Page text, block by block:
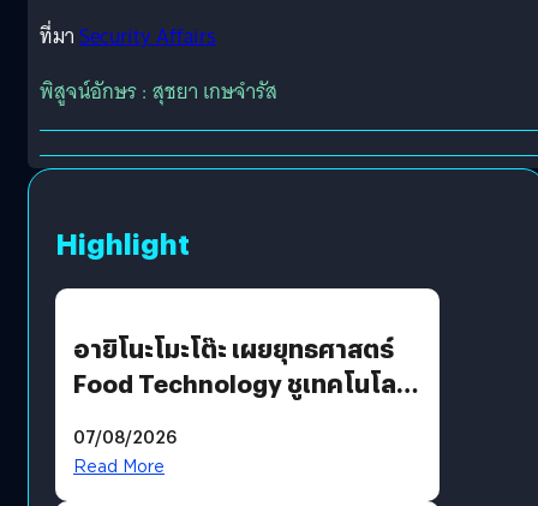
ที่มาSecurity Affairs
พิสูจน์อักษร : สุชยา เกษจำรัส
Highlight
อายิโนะโมะโต๊ะ เผยยุทธศาสตร์
Food Technology ชูเทคโนโลยี
บริโภคและ B2B
07/08/2026
Read More